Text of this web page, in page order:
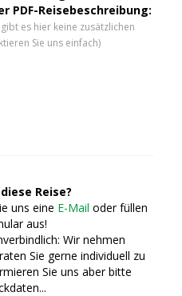
PDF-Reisebeschreibung:
es hier keine zusätzlichen
Sie uns einfach)
Reise?
uns eine E-Mail oder füllen
aus!
Wir nehmen
Sie gerne individuell zu
Sie uns aber bitte